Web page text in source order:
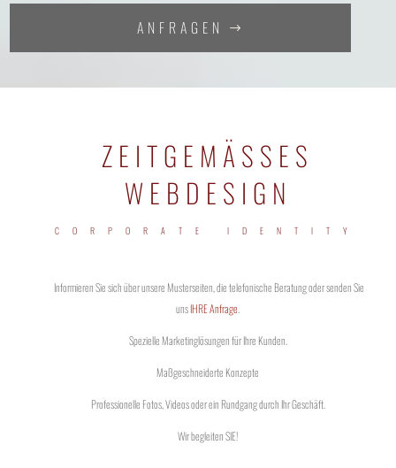
ANFRAGEN
ZEITGEMÄSSES
WEBDESIGN
CORPORATE IDENTITY
Informieren Sie sich über unsere Musterseiten, die telefonische Beratung oder senden Sie
unsIHRE Anfrage
Spezielle Marketinglösungen für Ihre Kunden.
Maßgeschneiderte Konzepte
Professionelle Fotos, Videos oder ein Rundgang durch Ihr Geschäft.
Wir begleiten SIE!